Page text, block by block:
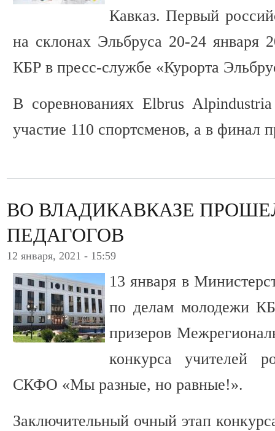
Кавказ. Первый
на склонах Эльбруса 20-24 января
КБР в пресс-службе «Курорта
В соревнованиях Elbrus
участие 110 спортсменов, а в финал
ВО ВЛАДИКАВКАЗЕ
ПЕДАГОГОВ
12 января, 2021 - 15:59
13 января в
по делам молодежи
призеров
конкурса учителей
СКФО «Мы разные, но равные!».
Заключительный очный этап